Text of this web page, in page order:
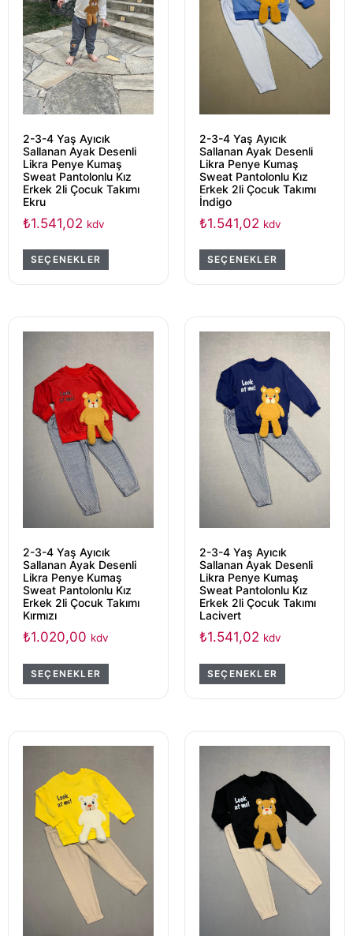
2-3-4 Yaş Ayıcık
Sallanan Ayak Desenli
Likra Penye Kumaş
Sweat Pantolonlu Kız
Erkek 2li Çocuk Takımı
Ekru
₺1.541,02 kdv
SEÇENEKLER
2-3-4 Yaş Ayıcık
Sallanan Ayak Desenli
Likra Penye Kumaş
Sweat Pantolonlu Kız
Erkek 2li Çocuk Takımı
İndigo
₺1.541,02 kdv
SEÇENEKLER
2-3-4 Yaş Ayıcık
Sallanan Ayak Desenli
Likra Penye Kumaş
Sweat Pantolonlu Kız
Erkek 2li Çocuk Takımı
Kırmızı
₺1.020,00 kdv
SEÇENEKLER
2-3-4 Yaş Ayıcık
Sallanan Ayak Desenli
Likra Penye Kumaş
Sweat Pantolonlu Kız
Erkek 2li Çocuk Takımı
Lacivert
₺1.541,02 kdv
SEÇENEKLER